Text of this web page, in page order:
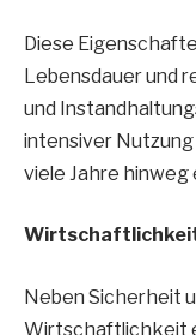
Diese
Lebensdauer und
und
intensiver
viele Jahre hinweg
Neben Sicherheit
Wirtschaftlichkeit